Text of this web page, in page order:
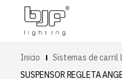
Inicio Sistemas de carril
SUSPENSOR REGLETA